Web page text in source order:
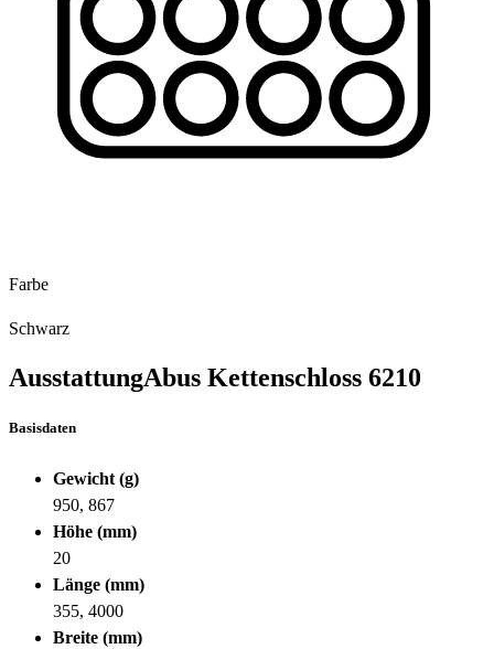
Farbe
Schwarz
AusstattungAbus Kettenschloss 6210
Basisdaten
Gewicht (g)
950, 867
Höhe (mm)
20
Länge (mm)
355, 4000
Breite (mm)